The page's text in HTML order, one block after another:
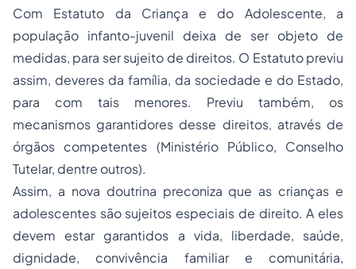
Com Estatuto da Criança e do Adolescente, a
população infanto-juvenil deixa de ser objeto de
medidas, para ser sujeito de direitos. O Estatuto previu
assim, deveres da família, da sociedade e do Estado,
para com tais menores. Previu também, os
mecanismos garantidores desse direitos, através de
órgãos competentes (Ministério Público, Conselho
Tutelar, dentre outros).
Assim, a nova doutrina preconiza que as crianças e
adolescentes são sujeitos especiais de direito. A eles
devem estar garantidos a vida, liberdade, saúde,
dignidade, convivência familiar e comunitária,